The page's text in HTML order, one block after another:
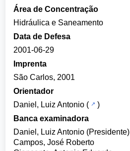
Área de Concentração
Hidráulica e Saneamento
Data de Defesa
2001-06-29
Imprenta
São Carlos, 2001
Orientador
Daniel, Luiz Antonio (
)
Banca examinadora
Daniel, Luiz Antonio (Presidente)
Campos, José Roberto